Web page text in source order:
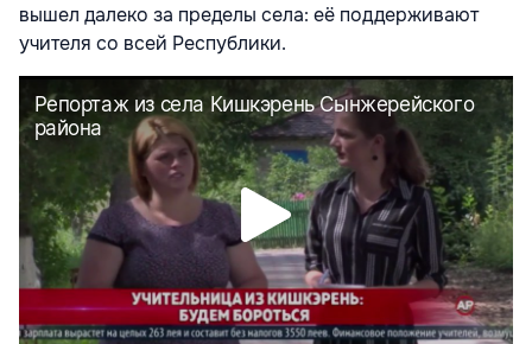
вышел далеко за пределы села: её поддерживают
учителя со всей Республики.